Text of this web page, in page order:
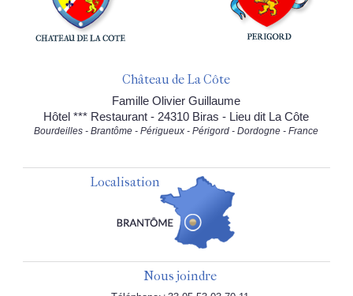
Château de La Côte
Famille Olivier Guillaume
Hôtel *** Restaurant - 24310 Biras - Lieu dit La Côte
Bourdeilles - Brantôme - Périgueux - Périgord - Dordogne - France
Localisation
Nous joindre